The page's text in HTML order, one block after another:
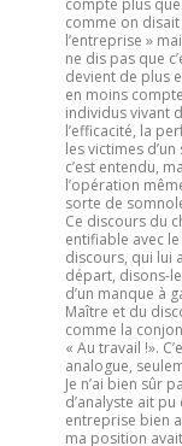
compte plus que
comme on
l’entreprise »
ne dis pas que
devient de plus
en moins
individus vivant
l’efficacité, la
les victimes
c’est entendu,
l’opération
sorte de
Ce discours du
entifiable avec
discours, qui lui
départ, disons-
d’un manque à
Maître et du
comme la
« Au travail !».
analogue,
Je n’ai bien sûr
d’analyste ait
entreprise bien
ma position